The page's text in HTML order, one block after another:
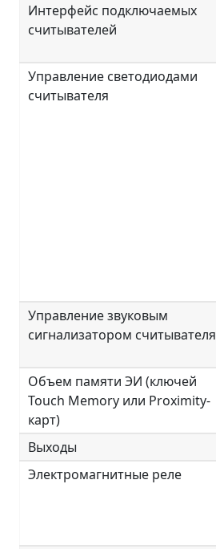
Интерфейс подключаемых
считывателей
Управление светодиодами
считывателя
Управление звуковым
сигнализатором считывателя
Объем памяти ЭИ (ключей
Touch Memory или Proximity-
карт)
Выходы
Электромагнитные реле